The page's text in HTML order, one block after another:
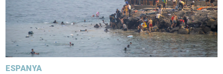
ESPANYA